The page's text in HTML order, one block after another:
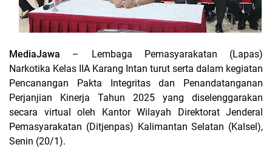
MediaJawa – Lembaga Pemasyarakatan (Lapas)
Narkotika Kelas IIA Karang Intan turut serta dalam kegiatan
Pencanangan Pakta Integritas dan Penandatanganan
Perjanjian Kinerja Tahun 2025 yang diselenggarakan
secara virtual oleh Kantor Wilayah Direktorat Jenderal
Pemasyarakatan (Ditjenpas) Kalimantan Selatan (Kalsel),
Senin (20/1).